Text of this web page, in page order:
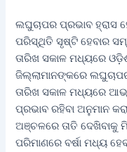
ଲଘୁଚାପର ପ୍ରଭାବ ହ୍ରାସ
ପରିସ୍ଥିତି ସୃଷ୍ଟି ହେବାର
ତାରିଖ ସକାଳ ମଧ୍ୟରେ
ଜିଲ୍ଲାମାନଙ୍କରେ
ତାରିଖ ସକାଳ ମଧ୍ୟରେ
ପ୍ରଭାବ ରହିବା ଅନୁମାନ
ଅଞ୍ଚଳରେ ତାତି
ପରିମାଣରେ ବର୍ଷା ମଧ୍ୟ